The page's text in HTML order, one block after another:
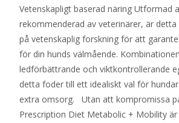
Vetenskapligt baserad näring Utformad
rekommenderad av veterinärer, är
på vetenskaplig forskning för att
för din hunds välmående.
ledförbättrande och viktkontrollerande
detta foder till ett idealiskt val för
extra omsorg. Utan att kompromissa
Prescription Diet Metabolic + Mobility